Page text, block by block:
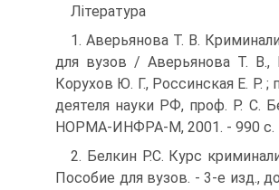
Література
1. Аверьянова Т. В.
для вузов / Аверьянова Т. В.,
Корухов Ю. Г., Россинская Е. Р. ;
деятеля науки РФ, проф. Р. С.
НОРМА-ИНФРА-М, 2001. - 990 с.
2. Белкин Р.С. Курс
Пособие для вузов. - 3-е изд.,